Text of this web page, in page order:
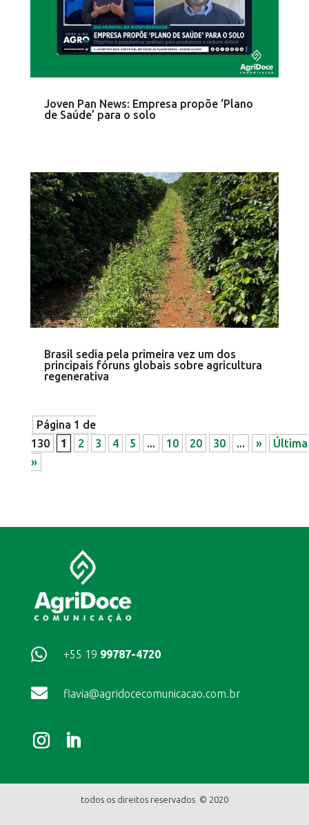
Joven Pan News: Empresa propõe ‘Plano
de Saúde’ para o solo
Brasil sedia pela primeira vez um dos
principais fóruns globais sobre agricultura
regenerativa
Página 1 de
130
1 2 3 4 5 ... 10 20 30 ... »
Última
»
 +55 19 99787-4720
 flavia@agridocecomunicacao.com.br
todos os direitos reservados © 2020